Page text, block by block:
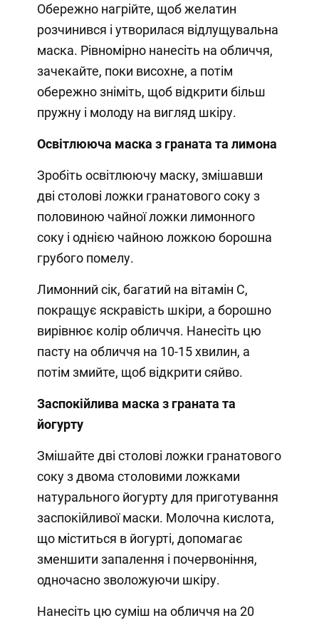
Обережно нагрійте, щоб желатин
розчинився і утворилася відлущувальна
маска. Рівномірно нанесіть на обличчя,
зачекайте, поки висохне, а потім
обережно зніміть, щоб відкрити більш
пружну і молоду на вигляд шкіру.
Освітлююча маска з граната та лимона
Зробіть освітлюючу маску, змішавши
дві столові ложки гранатового соку з
половиною чайної ложки лимонного
соку і однією чайною ложкою борошна
грубого помелу.
Лимонний сік, багатий на вітамін С,
покращує яскравість шкіри, а борошно
вирівнює колір обличчя. Нанесіть цю
пасту на обличчя на 10-15 хвилин, а
потім змийте, щоб відкрити сяйво.
Заспокійлива маска з граната та
йогурту
Змішайте дві столові ложки гранатового
соку з двома столовими ложками
натурального йогурту для приготування
заспокійливої маски. Молочна кислота,
що міститься в йогурті, допомагає
зменшити запалення і почервоніння,
одночасно зволожуючи шкіру.
Нанесіть цю суміш на обличчя на 20